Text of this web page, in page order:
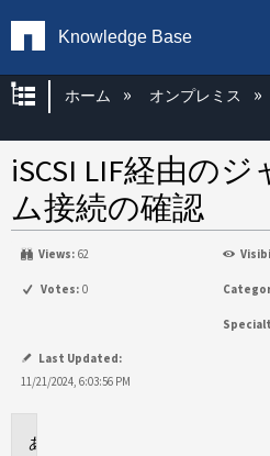
Knowledge Base
グローバル階層を
ホーム オンプレミス
iSCSI LIF経由の
ム接続の確認
Views: 62
Votes: 0
Last Updated:
11/21/2024, 6:03:56 PM